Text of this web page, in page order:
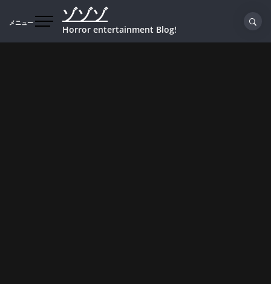
メニュー ゾゾゾ
Horror entertainment Blog!